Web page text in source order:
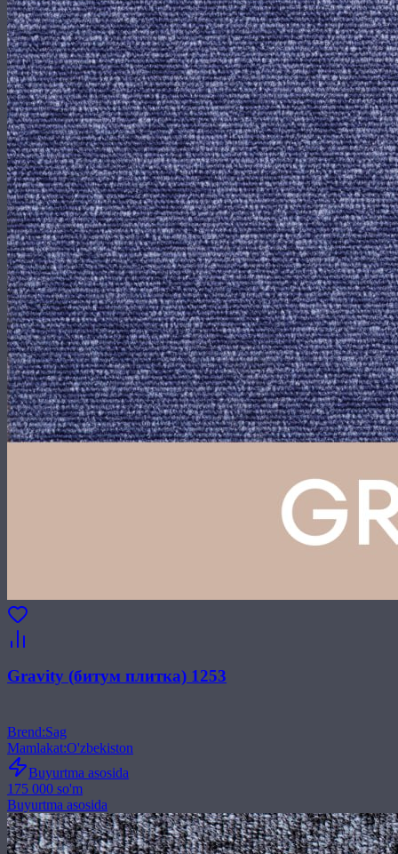
Gravity (битум плитка) 1253
Brend:Sag
Mamlakat:O'zbekiston
Buyurtma asosida
175 000 so'm
Buyurtma asosida